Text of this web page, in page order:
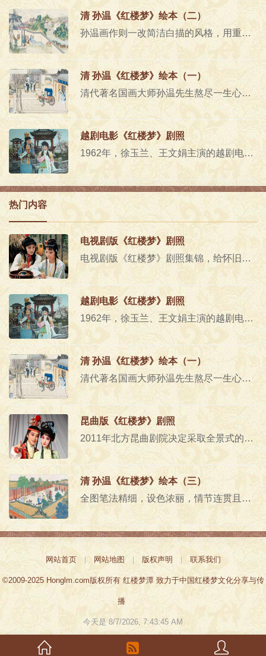
清 孙温《红楼梦》绘本（二）
孙温画作则一改简洁白描的风格，用重彩工笔画的形式，勾勒出华美精致的《红楼梦》画卷..
清 孙温《红楼梦》绘本（一）
清代著名国画大师孙温先生熬尽一生心血工笔重彩绘制的230幅巨幅图画，现存藏于大连旅顺博物馆。因痴迷《红楼梦》他35岁左右便..
越剧电影《红楼梦》剧照
1962年，徐玉兰、王文娟主演的越剧电影《红楼梦》红遍大江南北，成为里程碑式的经典戏剧电影..
热门内容
电视剧版《红楼梦》剧照
电视剧版《红楼梦》剧照集锦，给怀旧的朋友们！这个版本的演员集中培训花了1年,拍摄制作花了一年,用极端严谨的态度雕琢出无法超..
越剧电影《红楼梦》剧照
1962年，徐玉兰、王文娟主演的越剧电影《红楼梦》红遍大江南北，成为里程碑式的经典戏剧电影..
清 孙温《红楼梦》绘本（一）
清代著名国画大师孙温先生熬尽一生心血工笔重彩绘制的230幅巨幅图画，现存藏于大连旅顺博物馆。因痴迷《红楼梦》他35岁左右便..
昆曲版《红楼梦》剧照
2011年北方昆曲剧院决定采取全景式的方式排演昆曲《红楼梦》,从最初的计划,到选拔演员,再到公演,前后经历了5年时间。..
清 孙温《红楼梦》绘本（三）
全图笔法精细，设色浓丽，情节连贯且生动感人，作者以独特的视角，将各种人物活动情节置于特定的环境之中，以生动直观的艺术..
网站首页| 网站地图 | 版权声明 | 联系我们
©2009-2025 Honglm.com版权所有 红楼梦潭 致力于中国红楼梦文化分享与传
播
今天是 8/7/2026, 7:43:45 AM